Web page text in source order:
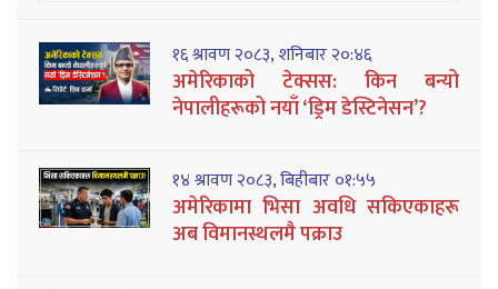
१६ श्रावण २०८३, शनिबार २०:४६
अमेरिकाको टेक्सस: किन बन्यो
नेपालीहरूको नयाँ ‘ड्रिम डेस्टिनेसन’?
१४ श्रावण २०८३, बिहीबार ०१:५५
अमेरिकामा भिसा अवधि सकिएकाहरू
अब विमानस्थलमै पक्राउ